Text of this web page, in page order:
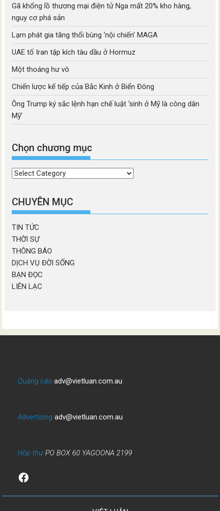
Gã khổng lồ thương mại điện tử Nga mất 20% kho hàng,
nguy cơ phá sản
Lạm phát gia tăng thổi bùng ‘nội chiến’ MAGA
UAE tố Iran tập kích tàu dầu ở Hormuz
Một thoáng hư vô
Chiến lược kế tiếp của Bắc Kinh ở Biển Đông
Ông Trump ký sắc lệnh hạn chế luật ‘sinh ở Mỹ là công dân
Mỹ’
Chọn chương mục
Chọn
mục
CHUYÊN MỤC
TIN TỨC
THỜI SỰ
THÔNG BÁO
DỊCH VỤ ĐỜI SỐNG
BẠN ĐỌC
LIÊN LẠC
Quảng cáo adv@vietluan.com.au
Advertising adv@vietluan.com.au
Hộp thưPO BOX 60 YAGOONA 2199
Facebook